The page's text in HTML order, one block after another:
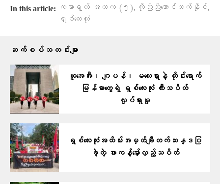
In this article: ကမာရွတ် အထက (၅), ကိုညီညီအောင်ထက်နိုင်,
ရှစ်လေးလုံး
ဆက်စပ်သတင်းများ
ယူအေအီး၊ ဂျပန်၊ မလေးရှားနဲ့ ထိုင်းရောက်
မြန်မာတွေရဲ့ ရှစ်လေးလုံး ထီးသပိတ်
လှုပ်ရှားမှု
ရှစ်လေးလုံးအထိမ်းအမှတ်ချီတက်ဆန္ဒပြ
ခဲ့တဲ့ ဖားကန့်မှော်လှည့်သပိတ်